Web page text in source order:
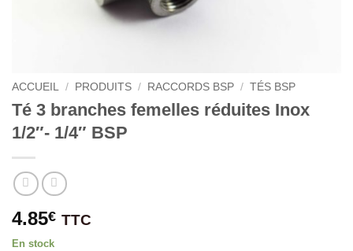
ACCUEIL / PRODUITS / RACCORDS BSP / TÉS BSP
Té 3 branches femelles réduites Inox
1/2″- 1/4″ BSP
4.85€ TTC
En stock